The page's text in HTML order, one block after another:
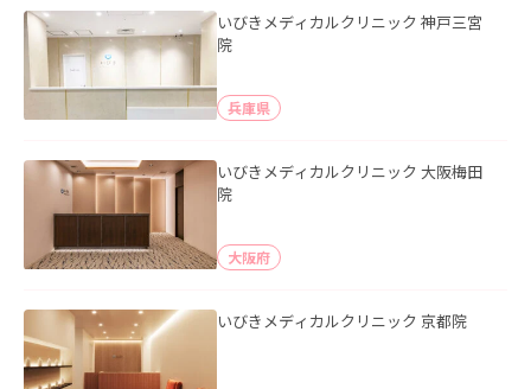
いびきメディカルクリニック 神戸三宮
院
兵庫県
いびきメディカルクリニック 大阪梅田
院
大阪府
いびきメディカルクリニック 京都院